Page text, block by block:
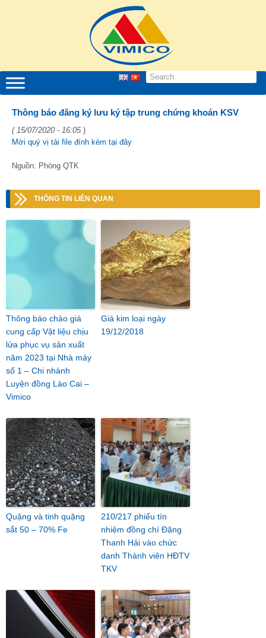
Thông báo đăng ký lưu ký tập trung chứng khoán KSV
( 15/07/2020 - 16:05)
Mời quý vị tải file đính kèm tại đây
Nguồn: Phòng QTK
THÔNG TIN LIÊN QUAN
Thông báo chào giá
cung cấp Vật liệu chịu
lửa phục vụ sản xuất
năm 2023 tại Nhà máy
số 1 – Chi nhánh
Luyện đồng Lào Cai –
Vimico
Giá kim loại ngày
19/12/2018
Quặng và tinh quặng
sắt 50 – 70% Fe
210/217 phiếu tín
nhiệm đồng chí Đặng
Thanh Hải vào chức
danh Thành viên HĐTV
TKV